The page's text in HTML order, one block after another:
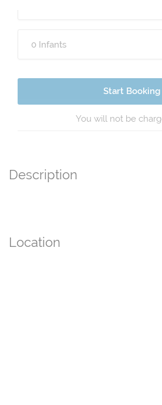
Start Booking
You will not be
Description
Location